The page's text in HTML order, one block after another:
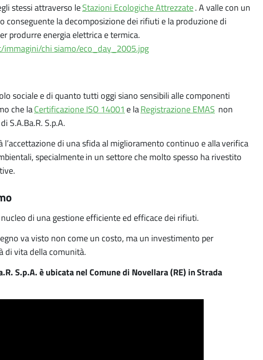
stessi attraverso leStazioni Ecologiche Attrezzate. A valle con un
conseguente la decomposizione dei rifiuti e la produzione di
produrre energia elettrica e termica.
immagini/chi siamo/eco_day_2005.jpg
sociale e di quanto tutti oggi siano sensibili alle componenti
che laCertificazione ISO 14001 e laRegistrazione EMAS non
S.A.Ba.R. S.p.A.
l’accettazione di una sfida al miglioramento continuo e alla verifica
specialmente in un settore che molto spesso ha rivestito
nucleo di una gestione efficiente ed efficace dei rifiuti.
va visto non come un costo, ma un investimento per
di vita della comunità.
S.p.A. è ubicata nel Comune di Novellara (RE) in Strada